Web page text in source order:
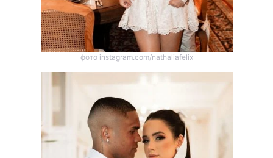
фото instagram.com/nathaliafelix